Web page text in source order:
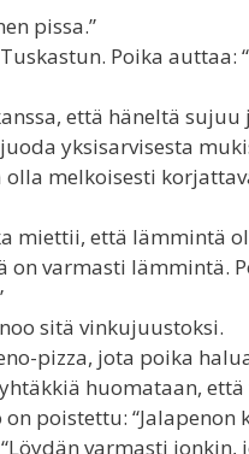
pissa.”
Poika auttaa:
että häneltä
yksisarvisesta
melkoisesti
miettii, että lämmintä
varmasti lämmintä.
sitä vinkujuustoksi.
pizza, jota poika
huomataan,
poistettu: “Jalapenon
varmasti